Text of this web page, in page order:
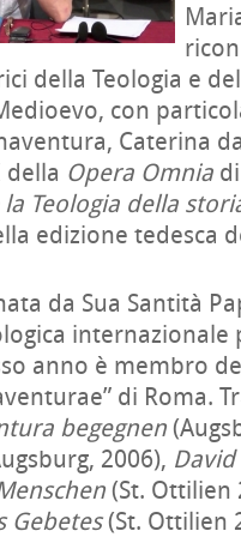
della Teologia e
con
Caterina
della Opera Omnia
la Teologia della
edizione tedesca
da Sua Santità
anno è membro
di Roma.
begegnen
2006),
(St. Ottilien
Gebetes(St. Ottilien